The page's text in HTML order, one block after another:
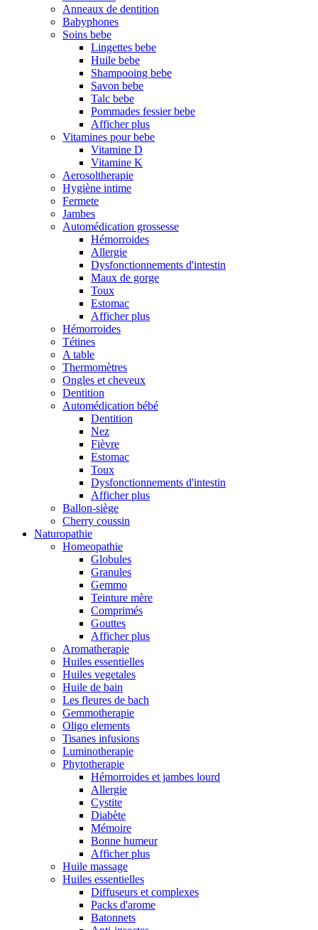
Anneaux de dentition
Babyphones
Soins bebe
Lingettes bebe
Huile bebe
Shampooing bebe
Savon bebe
Talc bebe
Pommades fessier bebe
Afficher plus
Vitamines pour bebe
Vitamine D
Vitamine K
Aerosoltherapie
Hygiène intime
Fermete
Jambes
Automédication grossesse
Hémorroides
Allergie
Dysfonctionnements d'intestin
Maux de gorge
Toux
Estomac
Afficher plus
Hémorroides
Tétines
A table
Thermomètres
Ongles et cheveux
Dentition
Automédication bébé
Dentition
Nez
Fièvre
Estomac
Toux
Dysfonctionnements d'intestin
Afficher plus
Ballon-siège
Cherry coussin
Naturopathie
Homeopathie
Globules
Granules
Gemmo
Teinture mère
Comprimés
Gouttes
Afficher plus
Aromatherapie
Huiles essentielles
Huiles vegetales
Huile de bain
Les fleures de bach
Gemmotherapie
Oligo elements
Tisanes infusions
Luminotherapie
Phytotherapie
Hémorroides et jambes lourd
Allergie
Cystite
Diabète
Mémoire
Bonne humeur
Afficher plus
Huile massage
Huiles essentielles
Diffuseurs et complexes
Packs d'arome
Batonnets